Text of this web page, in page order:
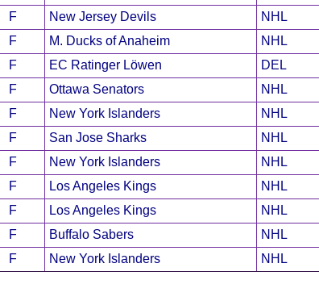
F New Jersey Devils NHL
F M. Ducks of Anaheim NHL
F EC Ratinger Löwen DEL
F Ottawa Senators NHL
F New York Islanders NHL
F San Jose Sharks NHL
F New York Islanders NHL
F Los Angeles Kings NHL
F Los Angeles Kings NHL
F Buffalo Sabers NHL
F New York Islanders NHL